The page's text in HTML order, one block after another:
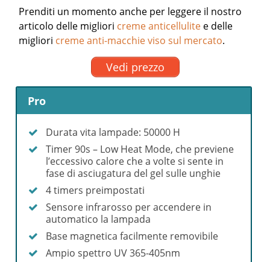
Prenditi un momento anche per leggere il nostro
articolo delle migliori creme anticellulite e delle
migliori creme anti-macchie viso sul mercato.
Vedi prezzo
Pro
Durata vita lampade: 50000 H
Timer 90s – Low Heat Mode, che previene
l’eccessivo calore che a volte si sente in
fase di asciugatura del gel sulle unghie
4 timers preimpostati
Sensore infrarosso per accendere in
automatico la lampada
Base magnetica facilmente removibile
Ampio spettro UV 365-405nm